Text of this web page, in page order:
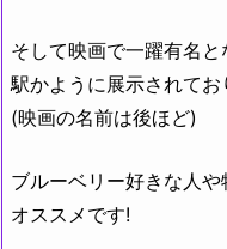
そして映画で一躍有名と
駅かように展示されて
(映画の名前は後ほど)
ブルーベリー好きな人
オススメです!